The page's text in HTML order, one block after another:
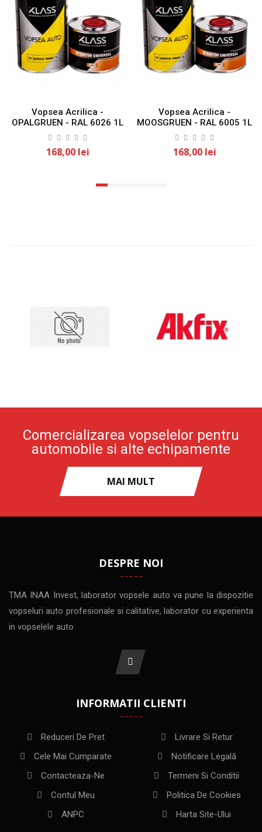
Vopsea Acrilica -
OPALGRUEN - RAL 6026 1L
KLASS
168,00 lei
Vopsea Acrilica -
MOOSGRUEN - RAL 6005 1L
KLASS
168,00 lei
Comercializarea vopselelor pentru
automobile si alte echipamente
MAI MULT
DESPRE NOI
TMA INAA Invest, laborator vopsele auto va pune la dispozitie
vopseluri auto profesionale si calitative, laborator cu experienta
in vopselele auto
INFORMATII CLIENTI
Reduceri De Pret
Cele Mai Cumparate
Contacteaza-Ne
Contul Meu
ANPC
Livrare Si Retur
Notificare Legală
Termeni Si Conditii
Politica De Cookies
Harta Site-Ului